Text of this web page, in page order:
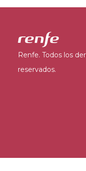
Renfe. Todos los
reservados.